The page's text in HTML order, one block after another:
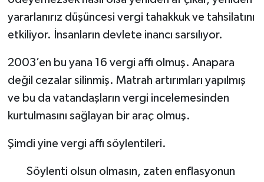
yararlanırız düşüncesi vergi tahakkuk ve tahsilatını
etkiliyor. İnsanların devlete inancı sarsılıyor.
2003’en bu yana 16 vergi affı olmuş. Anapara
değil cezalar silinmiş. Matrah artırımları yapılmış
ve bu da vatandaşların vergi incelemesinden
kurtulmasını sağlayan bir araç olmuş.
Şimdi yine vergi affı söylentileri.
Söylenti olsun olmasın, zaten enflasyonun